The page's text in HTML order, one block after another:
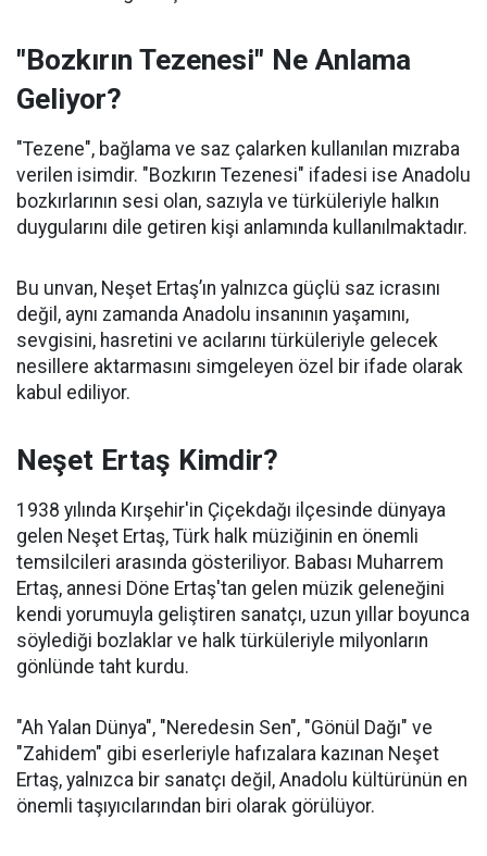
"Bozkırın Tezenesi" Ne Anlama
Geliyor?
"Tezene", bağlama ve saz çalarken kullanılan mızraba
verilen isimdir. "Bozkırın Tezenesi" ifadesi ise Anadolu
bozkırlarının sesi olan, sazıyla ve türküleriyle halkın
duygularını dile getiren kişi anlamında kullanılmaktadır.
Bu unvan, Neşet Ertaş’ın yalnızca güçlü saz icrasını
değil, aynı zamanda Anadolu insanının yaşamını,
sevgisini, hasretini ve acılarını türküleriyle gelecek
nesillere aktarmasını simgeleyen özel bir ifade olarak
kabul ediliyor.
Neşet Ertaş Kimdir?
1938 yılında Kırşehir'in Çiçekdağı ilçesinde dünyaya
gelen Neşet Ertaş, Türk halk müziğinin en önemli
temsilcileri arasında gösteriliyor. Babası Muharrem
Ertaş, annesi Döne Ertaş'tan gelen müzik geleneğini
kendi yorumuyla geliştiren sanatçı, uzun yıllar boyunca
söylediği bozlaklar ve halk türküleriyle milyonların
gönlünde taht kurdu.
"Ah Yalan Dünya", "Neredesin Sen", "Gönül Dağı" ve
"Zahidem" gibi eserleriyle hafızalara kazınan Neşet
Ertaş, yalnızca bir sanatçı değil, Anadolu kültürünün en
önemli taşıyıcılarından biri olarak görülüyor.